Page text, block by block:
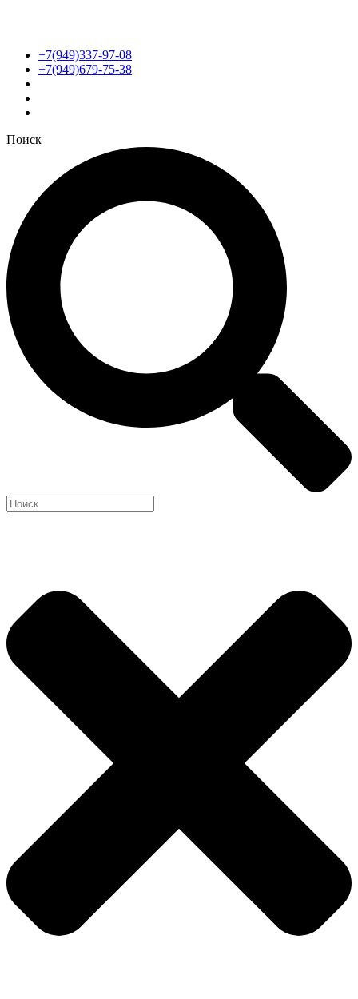
+7(949)337-97-08
+7(949)679-75-38
Поиск